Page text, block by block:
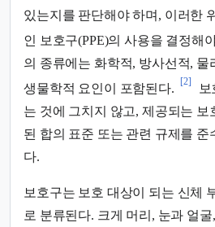
있는지를 판단해야 하며, 이러한
인 보호구(PPE)의 사용을 결정해
의 종류에는 화학적, 방사선적, 물
생물학적 요인이 포함된다.
[2]
는 것에 그치지 않고, 제공되는 보
된 합의 표준 또는 관련 규제를
다.
보호구는 보호 대상이 되는 신체
로 분류된다. 크게 머리, 눈과 얼